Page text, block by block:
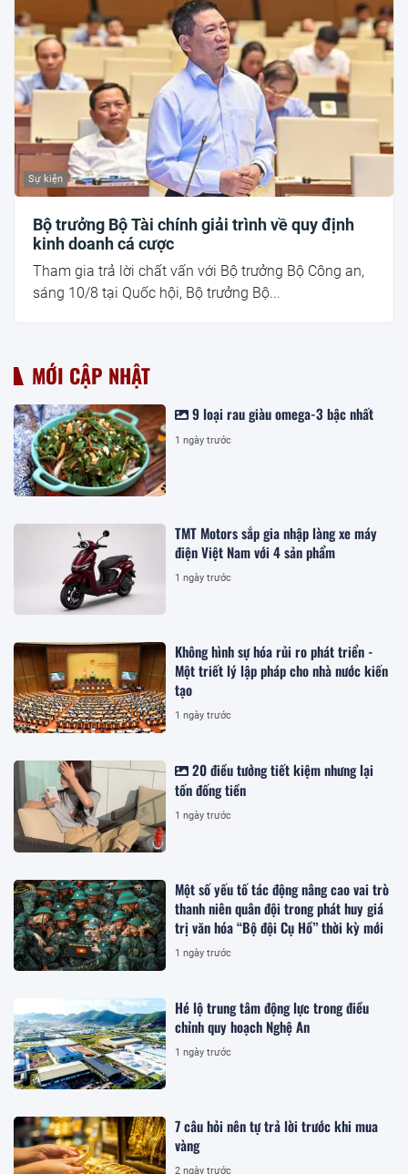
Sự kiện
Bộ trưởng Bộ Tài chính giải trình về quy định
kinh doanh cá cược
Tham gia trả lời chất vấn với Bộ trưởng Bộ Công an,
sáng 10/8 tại Quốc hội, Bộ trưởng Bộ...
MỚI CẬP NHẬT
9 loại rau giàu omega-3 bậc nhất
1 ngày trước
TMT Motors sắp gia nhập làng xe máy
điện Việt Nam với 4 sản phẩm
1 ngày trước
Không hình sự hóa rủi ro phát triển -
Một triết lý lập pháp cho nhà nước kiến
tạo
1 ngày trước
20 điều tưởng tiết kiệm nhưng lại
tốn đống tiền
1 ngày trước
Một số yếu tố tác động nâng cao vai trò
thanh niên quân đội trong phát huy giá
trị văn hóa “Bộ đội Cụ Hồ” thời kỳ mới
1 ngày trước
Hé lộ trung tâm động lực trong điều
chỉnh quy hoạch Nghệ An
1 ngày trước
7 câu hỏi nên tự trả lời trước khi mua
vàng
2 ngày trước